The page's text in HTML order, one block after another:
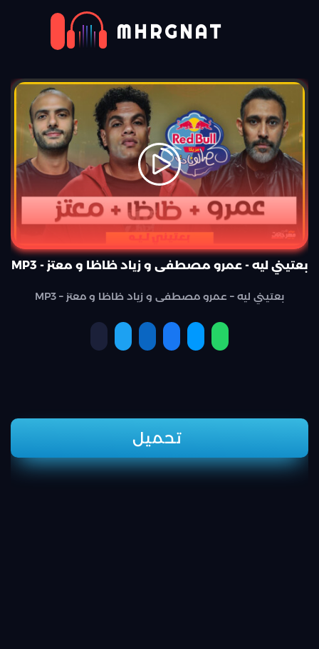
MHRGNAT
بعتيني ليه - عمرو مصطفى و زياد ظاظا و معتز - MP3
بعتيني ليه – عمرو مصطفى و زياد ظاظا و معتز – MP3
تحميل